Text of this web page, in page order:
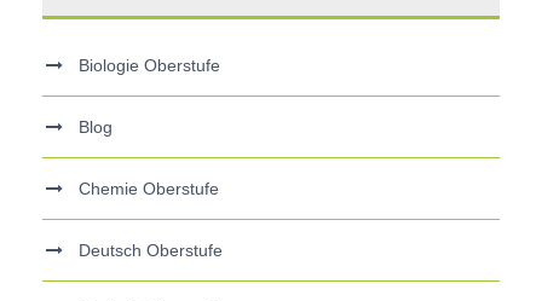
Biologie Oberstufe
Blog
Chemie Oberstufe
Deutsch Oberstufe